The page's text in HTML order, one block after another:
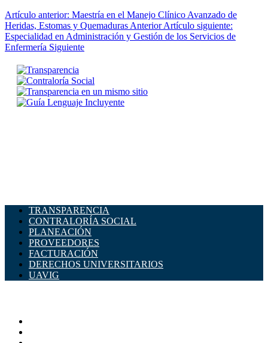
Artículo anterior: Maestría en el Manejo Clínico Avanzado de
Heridas, Estomas y Quemaduras Anterior Artículo siguiente:
Especialidad en Administración y Gestión de los Servicios de
Enfermería Siguiente
TRANSPARENCIA
CONTRALORÍA SOCIAL
PLANEACIÓN
PROVEEDORES
FACTURACIÓN
DERECHOS UNIVERSITARIOS
UAVIG